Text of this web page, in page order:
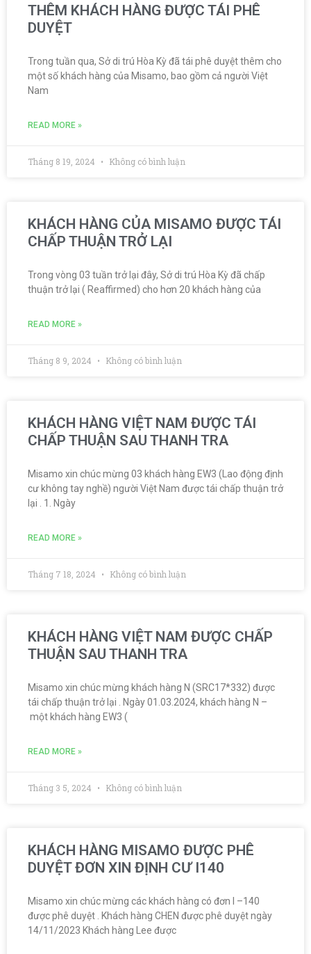
THÊM KHÁCH HÀNG ĐƯỢC TÁI PHÊ
DUYỆT
Trong tuần qua, Sở di trú Hòa Kỳ đã tái phê duyệt thêm cho
một số khách hàng của Misamo, bao gồm cả người Việt
Nam
READ MORE »
Tháng 8 19, 2024 Không có bình luận
KHÁCH HÀNG CỦA MISAMO ĐƯỢC TÁI
CHẤP THUẬN TRỞ LẠI
Trong vòng 03 tuần trở lại đây, Sở di trú Hòa Kỳ đã chấp
thuận trở lại ( Reaffirmed) cho hơn 20 khách hàng của
READ MORE »
Tháng 8 9, 2024 Không có bình luận
KHÁCH HÀNG VIỆT NAM ĐƯỢC TÁI
CHẤP THUẬN SAU THANH TRA
Misamo xin chúc mừng 03 khách hàng EW3 (Lao động định
cư không tay nghề) người Việt Nam được tái chấp thuận trở
lại . 1. Ngày
READ MORE »
Tháng 7 18, 2024 Không có bình luận
KHÁCH HÀNG VIỆT NAM ĐƯỢC CHẤP
THUẬN SAU THANH TRA
Misamo xin chúc mừng khách hàng N (SRC17*332) được
tái chấp thuận trở lại . Ngày 01.03.2024, khách hàng N –
một khách hàng EW3 (
READ MORE »
Tháng 3 5, 2024 Không có bình luận
KHÁCH HÀNG MISAMO ĐƯỢC PHÊ
DUYỆT ĐƠN XIN ĐỊNH CƯ I140
Misamo xin chúc mừng các khách hàng có đơn I –140
được phê duyệt . Khách hàng CHEN được phê duyệt ngày
14/11/2023 Khách hàng Lee được